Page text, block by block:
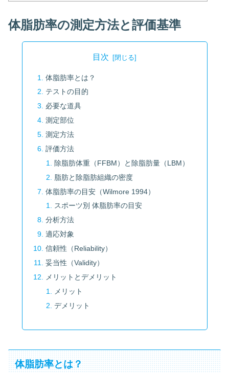
体脂肪率の測定方法と評価基準
目次
体脂肪率とは？
テストの目的
必要な道具
測定部位
測定方法
評価方法
除脂肪体重（FFBM）と除脂肪量（LBM）
脂肪と除脂肪組織の密度
体脂肪率の目安（Wilmore 1994）
スポーツ別 体脂肪率の目安
分析方法
適応対象
信頼性（Reliability）
妥当性（Validity）
メリットとデメリット
メリット
デメリット
体脂肪率とは？